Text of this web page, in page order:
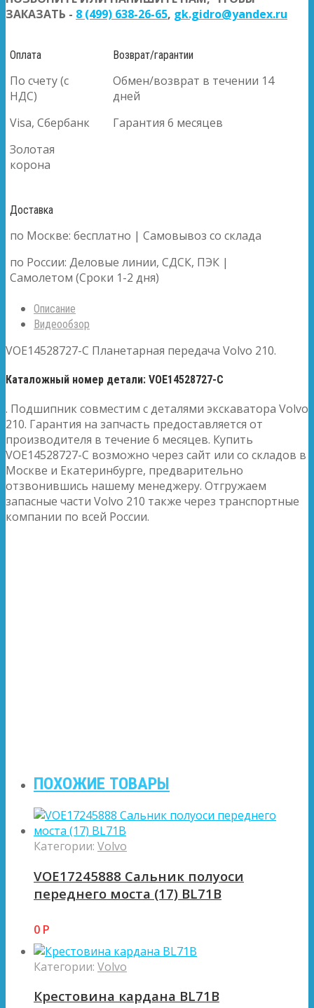
ЗАКАЗАТЬ - 8 (499) 638-26-65, gk.gidro@yandex.ru
Оплата
По счету (с
НДС)
Visa, Сбербанк
Золотая
корона
Возврат/гарантии
Обмен/возврат в течении 14
дней
Гарантия 6 месяцев
Доставка
по Москве: бесплатно | Самовывоз со склада
по России: Деловые линии, СДСК, ПЭК |
Самолетом (Сроки 1-2 дня)
Описание
Видеообзор
VOE14528727-C Планетарная передача Volvo 210.
Каталожный номер детали: VOE14528727-C
. Подшипник совместим с деталями экскаватора Volvo
210. Гарантия на запчасть предоставляется от
производителя в течение 6 месяцев. Купить
VOE14528727-C возможно через сайт или со складов в
Москве и Екатеринбурге, предварительно
отзвонившись нашему менеджеру. Отгружаем
запасные части Volvo 210 также через транспортные
компании по всей России.
ПОХОЖИЕ ТОВАРЫ
Категории: Volvo
VOE17245888 Сальник полуоси
переднего моста (17) BL71B
0 Р
Категории: Volvo
Крестовина кардана BL71B